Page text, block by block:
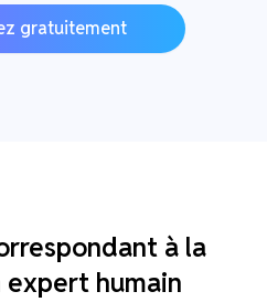
gratuitement
à la
humain